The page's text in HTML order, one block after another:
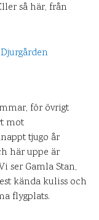
så här, från
för övrigt
mot
tjugo år
här uppe är
ser Gamla Stan,
kända kuliss och
flygplats.